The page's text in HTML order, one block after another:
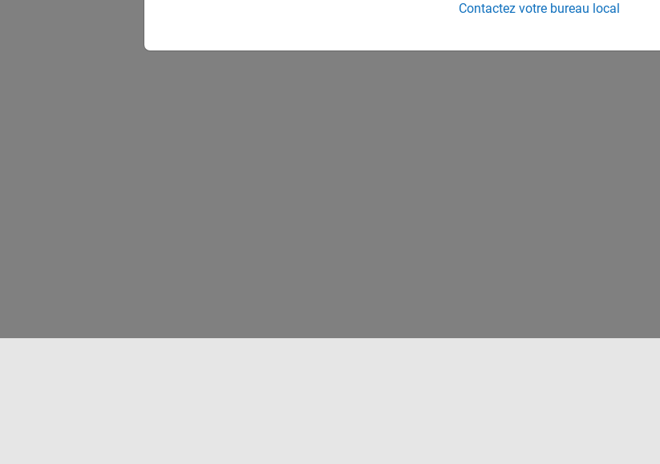
Contactez votre bureau local